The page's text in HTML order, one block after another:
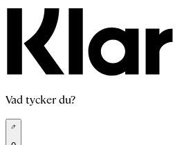
Vad tycker du?